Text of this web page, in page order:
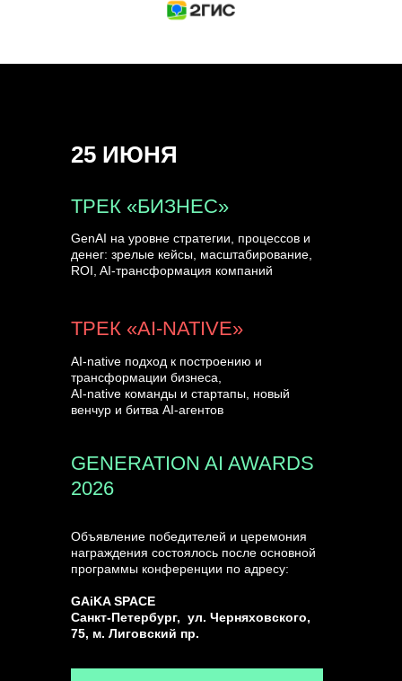
Объявление победителей и церемония
награждения состоялось после основной
программы конференции по адресу:
GAiKA SPACE
Санкт-Петербург, ул. Черняховского,
75, м. Лиговский пр.
ТРЕК «БИЗНЕС»
GENERATION AI AWARDS
2026
GenAI на уровне стратегии, процессов и
денег: зрелые кейсы, масштабирование,
ROI, AI-трансформация компаний
AI-native подход к построению и
трансформации бизнеса,
AI-native команды и стартапы, новый
венчур и битва AI-агентов
ТРЕК «AI-NATIVE»
25 ИЮНЯ
к построению бизнеса и созданию технологий под
И БИТВА АГЕНТОВ
УЗНАТЬ БОЛЬШЕ
ГЕНЕРАЛЬНЫЙ ИНФОПАРТНЕР
CONVERSATIONS